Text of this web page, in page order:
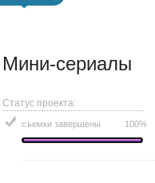
Мини-сериалы
Статус проекта:
съемки завершены 100%